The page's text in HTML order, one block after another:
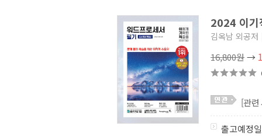
2024 이기
김옥남 외공저
16,800원→
[관련
출고예정